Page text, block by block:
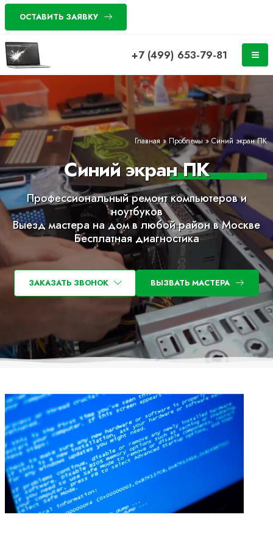
ОСТАВИТЬ ЗАЯВКУ
+7 (499) 653-79-81
Главная » Проблемы»Синий экран ПК
Синий экран ПК
Профессиональный ремонт компьютеров и
ноутбуков
Выезд мастера на дом в любой район в Москве
Бесплатная диагностика
ЗАКАЗАТЬ ЗВОНОК ВЫЗВАТЬ МАСТЕРА